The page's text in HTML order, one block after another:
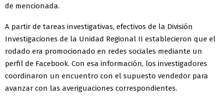
de mencionada.
A partir de tareas investigativas, efectivos de la División
Investigaciones de la Unidad Regional II establecieron que el
rodado era promocionado en redes sociales mediante un
perfil de Facebook. Con esa información, los investigadores
coordinaron un encuentro con el supuesto vendedor para
avanzar con las averiguaciones correspondientes.